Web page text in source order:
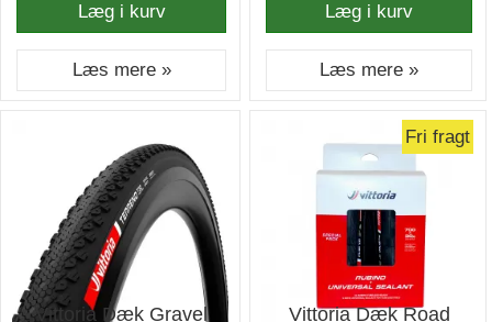
Læg i kurv
Læs mere »
Læg i kurv
Læs mere »
Vittoria Dæk Gravel
Fri fragt
Vittoria Dæk Road